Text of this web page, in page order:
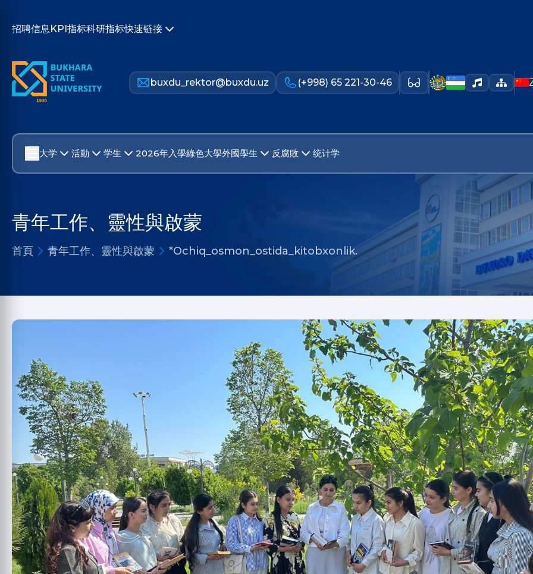
招聘信息KPI指标科研指标快速链接
buxdu_rektor@buxdu.uz (+998) 65 221-30-46
大学 活動 学生 2026年入學綠色大學外國學生 反腐敗 统计学
青年工作、靈性與啟蒙
首頁 青年工作、靈性與啟蒙 *Ochiq_osmon_ostida_kitobxonlik.